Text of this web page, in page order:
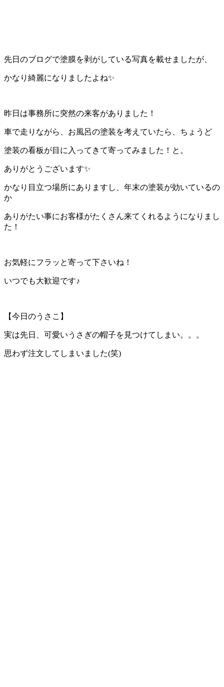
先日のブログで塗膜を剥がしている写真を載せましたが、
かなり綺麗になりましたよね✨
昨日は事務所に突然の来客がありました！
車で走りながら、お風呂の塗装を考えていたら、ちょうど
塗装の看板が目に入ってきて寄ってみました！と。
ありがとうございます✨
かなり目立つ場所にありますし、年末の塗装が効いているの
か
ありがたい事にお客様がたくさん来てくれるようになりまし
た！
お気軽にフラッと寄って下さいね！
いつでも大歓迎です♪
【今日のうさこ】
実は先日、可愛いうさぎの帽子を見つけてしまい。。。
思わず注文してしまいました(笑)